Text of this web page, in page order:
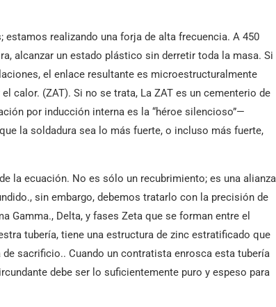
estamos realizando una forja de alta frecuencia. A 450
alcanzar un estado plástico sin derretir toda la masa. Si
el enlace resultante es microestructuralmente
calor. (ZAT). Si no se trata, La ZAT es un cementerio de
por inducción interna es la “héroe silencioso”—
la soldadura sea lo más fuerte, o incluso más fuerte,
la ecuación. No es sólo un recubrimiento; es una alianza
sin embargo, debemos tratarlo con la precisión de
Gamma., Delta, y fases Zeta que se forman entre el
tubería, tiene una estructura de zinc estratificado que
sacrificio.. Cuando un contratista enrosca esta tubería
debe ser lo suficientemente puro y espeso para